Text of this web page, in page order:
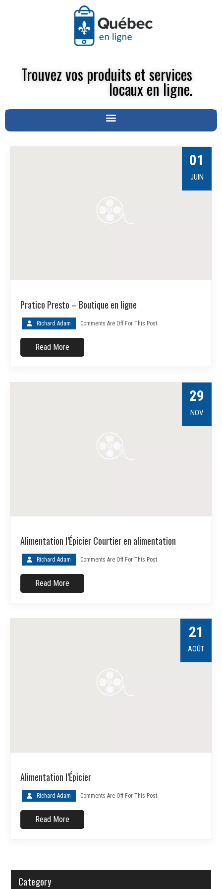
Trouvez vos produits et services
locaux en ligne.
01
JUIN
Pratico Presto – Boutique en ligne
Richard Adam Comments Are Off For This Post.
Read More
29
NOV
Alimentation l’Épicier Courtier en alimentation
Richard Adam Comments Are Off For This Post.
Read More
21
AOÛT
Alimentation l’Épicier
Richard Adam Comments Are Off For This Post.
Read More
Category